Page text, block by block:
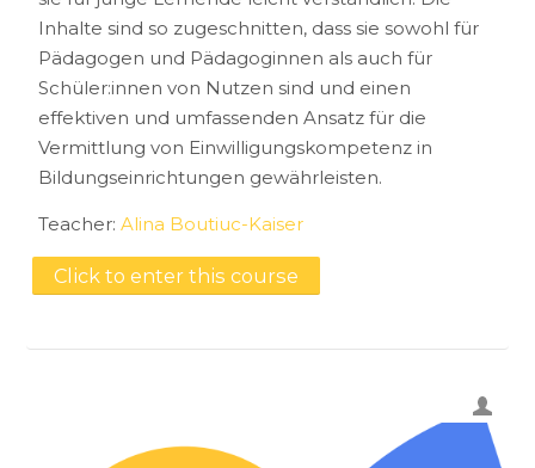
Inhalte sind so zugeschnitten, dass sie sowohl für
Pädagogen und Pädagoginnen als auch für
Schüler:innen von Nutzen sind und einen
effektiven und umfassenden Ansatz für die
Vermittlung von Einwilligungskompetenz in
Bildungseinrichtungen gewährleisten.
Teacher:Alina Boutiuc-Kaiser
Click to enter this course